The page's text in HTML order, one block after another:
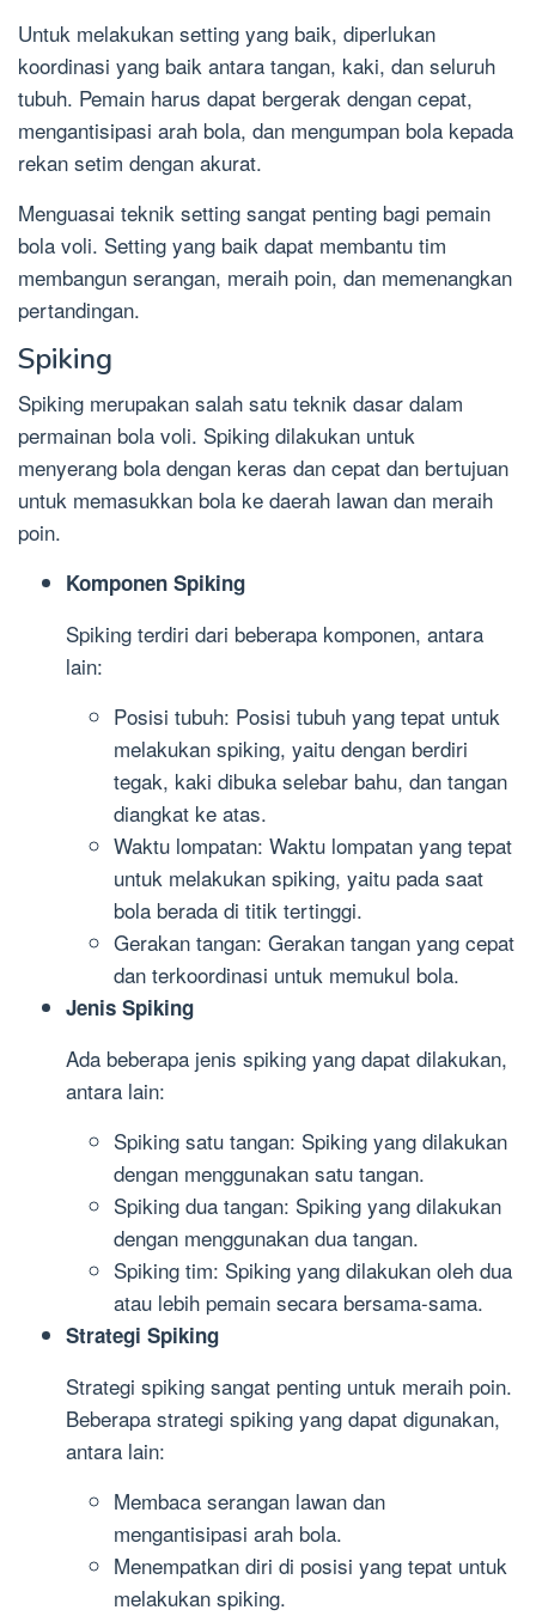
Untuk melakukan setting yang baik, diperlukan
koordinasi yang baik antara tangan, kaki, dan seluruh
tubuh. Pemain harus dapat bergerak dengan cepat,
mengantisipasi arah bola, dan mengumpan bola kepada
rekan setim dengan akurat.
Menguasai teknik setting sangat penting bagi pemain
bola voli. Setting yang baik dapat membantu tim
membangun serangan, meraih poin, dan memenangkan
pertandingan.
Spiking
Spiking merupakan salah satu teknik dasar dalam
permainan bola voli. Spiking dilakukan untuk
menyerang bola dengan keras dan cepat dan bertujuan
untuk memasukkan bola ke daerah lawan dan meraih
poin.
Komponen Spiking
Spiking terdiri dari beberapa komponen, antara
lain:
Posisi tubuh: Posisi tubuh yang tepat untuk
melakukan spiking, yaitu dengan berdiri
tegak, kaki dibuka selebar bahu, dan tangan
diangkat ke atas.
Waktu lompatan: Waktu lompatan yang tepat
untuk melakukan spiking, yaitu pada saat
bola berada di titik tertinggi.
Gerakan tangan: Gerakan tangan yang cepat
dan terkoordinasi untuk memukul bola.
Jenis Spiking
Ada beberapa jenis spiking yang dapat dilakukan,
antara lain:
Spiking satu tangan: Spiking yang dilakukan
dengan menggunakan satu tangan.
Spiking dua tangan: Spiking yang dilakukan
dengan menggunakan dua tangan.
Spiking tim: Spiking yang dilakukan oleh dua
atau lebih pemain secara bersama-sama.
Strategi Spiking
Strategi spiking sangat penting untuk meraih poin.
Beberapa strategi spiking yang dapat digunakan,
antara lain:
Membaca serangan lawan dan
mengantisipasi arah bola.
Menempatkan diri di posisi yang tepat untuk
melakukan spiking.